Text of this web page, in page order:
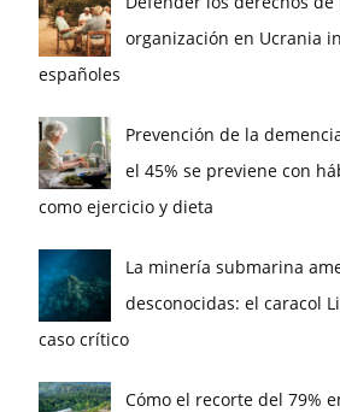
organización en Ucrania
españoles
Prevención de la
el 45% se previene con
como ejercicio y dieta
La minería submarina
desconocidas: el caracol
caso crítico
Cómo el recorte del 79%